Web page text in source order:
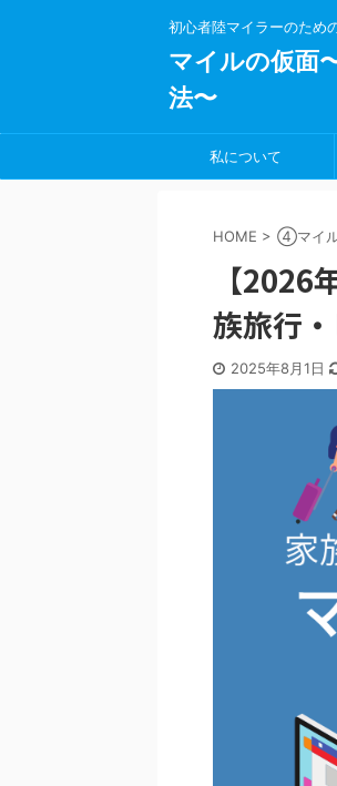
初心者陸マイラーのため
マイルの仮面
法〜
私について
HOME > ④マイル
【2026
族旅行
2025年8月1日